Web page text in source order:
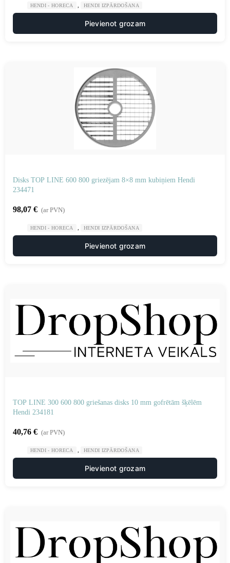
HENDI - HORECA HENDI IZPĀRDOŠANA
Pievienot grozam
Disks TOP LINE 600 800 griezējam 8×8 mm kubiņiem Hendi
234471
98,07 € (ar PVN)
HENDI - HORECA HENDI IZPĀRDOŠANA
Pievienot grozam
TOP LINE 300 600 800 griešanas disks 10 mm gofrētām šķēlēm
Hendi 234181
40,76 € (ar PVN)
HENDI - HORECA HENDI IZPĀRDOŠANA
Pievienot grozam